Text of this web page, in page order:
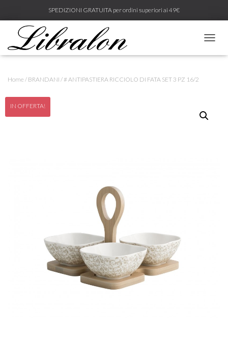
SPEDIZIONI GRATUITA per ordini superiori ai 49€
A
Home / BRANDANI / # ANTIPASTIERA RICCIOLO DI FATA SET 3 PZ 16/2
IN OFFERTA!